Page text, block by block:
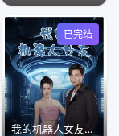
已完结
我的机器人女友短剧